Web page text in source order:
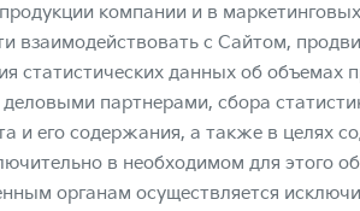
компании и в
взаимодействовать с Сайтом,
статистических данных об объемах
партнерами, сбора
и его содержания, а также в целях
в необходимом для этого
органам осуществляется